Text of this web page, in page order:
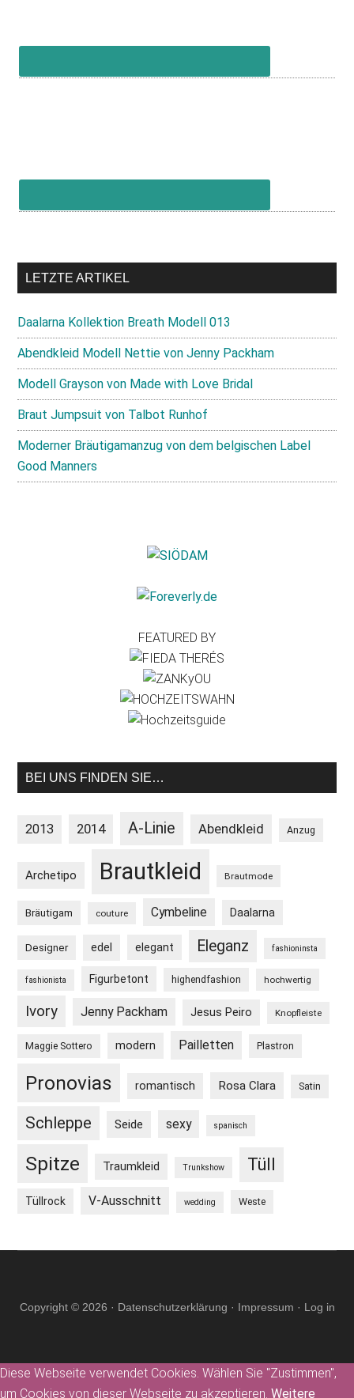
LETZTE ARTIKEL
Daalarna Kollektion Breath Modell 013
Abendkleid Modell Nettie von Jenny Packham
Modell Grayson von Made with Love Bridal
Braut Jumpsuit von Talbot Runhof
Moderner Bräutigamanzug von dem belgischen Label
Good Manners
FEATURED BY
BEI UNS FINDEN SIE…
2013 2014 A-Linie Abendkleid Anzug
Archetipo Brautkleid Brautmode
Bräutigam couture Cymbeline Daalarna
Designer edel elegant Eleganz fashioninsta
fashionista Figurbetont highendfashion hochwertig
Ivory Jenny Packham Jesus Peiro Knopfleiste
Maggie Sottero modern Pailletten Plastron
Pronovias romantisch Rosa Clara Satin
Schleppe Seide sexy spanisch
Spitze Traumkleid Trunkshow Tüll
Tüllrock V-Ausschnitt wedding Weste
Copyright © 2026 · Datenschutzerklärung · Impressum · Log in
Diese Webseite verwendet Cookies. Wählen Sie "Zustimmen",
um Cookies von dieser Webseite zu akzeptieren. Weitere